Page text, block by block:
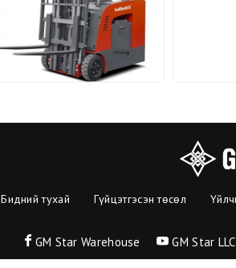
Бидний тухай Гүйцэтгэсэн төсөл
GM Star Warehouse GM Star LLC